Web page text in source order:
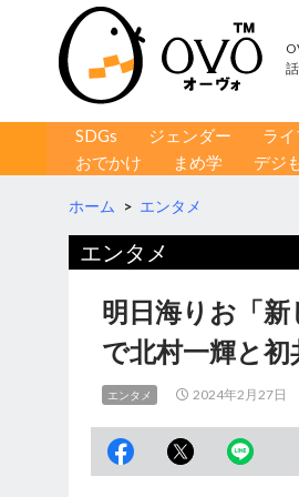
コンテンツへ移動
SDGs ジェンダー ラ
おでかけ
まめ学 デジ
ホーム > エンタメ
エンタメ
明日海りお「
で北村一輝と初
エンタメ 2024年2月27日